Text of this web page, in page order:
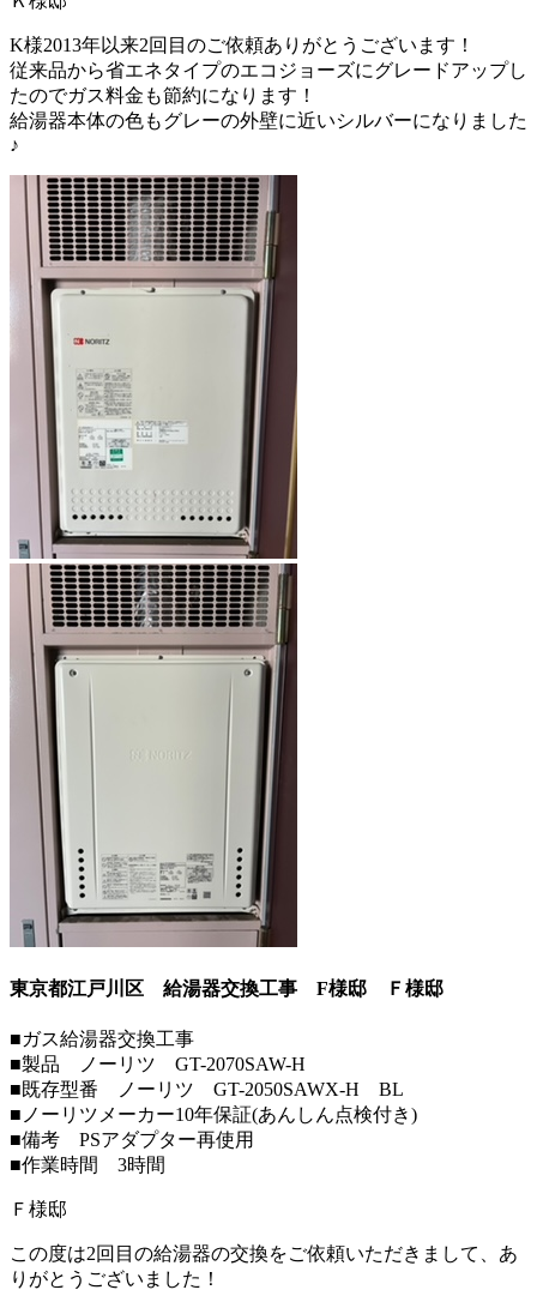
K様2013年以来2回目のご依頼ありがとうございます！
従来品から省エネタイプのエコジョーズにグレードアップし
たのでガス料金も節約になります！
給湯器本体の色もグレーの外壁に近いシルバーになりました
♪
東京都江戸川区 給湯器交換工事 F様邸 Ｆ様邸
■ガス給湯器交換工事
■製品 ノーリツ GT-2070SAW-H
■既存型番 ノーリツ GT-2050SAWX-H BL
■ノーリツメーカー10年保証(あんしん点検付き)
■備考 PSアダプター再使用
■作業時間 3時間
Ｆ様邸
この度は2回目の給湯器の交換をご依頼いただきまして、あ
りがとうございました！